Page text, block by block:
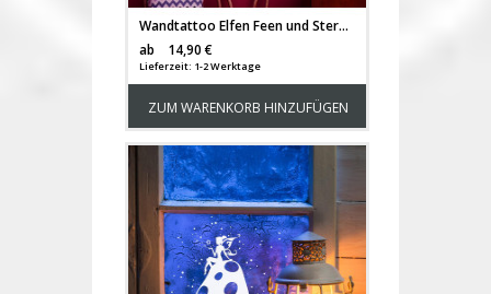
Wandtattoo Elfen Feen und Sterne fluoreszierend Leuchtsticker Set 42 Stück M2205
ab
14,90 €
Lieferzeit: 1-2 Werktage
ZUM WARENKORB HINZUFÜGEN